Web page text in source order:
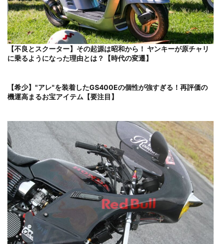
【不良とスクーター】その起源は昭和から！ ヤンキーが原チャリ
に乗るようになった理由とは？【時代の変遷】
【希少】"アレ"を装着したGS400Eの個性が強すぎる！再評価の
機運高まるお宝アイテム【要注目】